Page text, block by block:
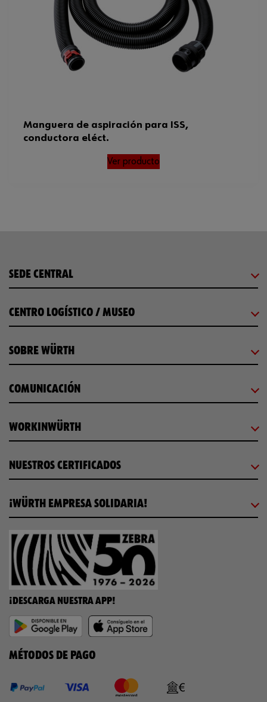
Manguera de aspiración para ISS,
conductora eléct.
Ver producto
SEDE CENTRAL
CENTRO LOGÍSTICO / MUSEO
SOBRE WÜRTH
COMUNICACIÓN
WORKINWÜRTH
NUESTROS CERTIFICADOS
¡WÜRTH EMPRESA SOLIDARIA!
¡DESCARGA NUESTRA APP!
MÉTODOS DE PAGO